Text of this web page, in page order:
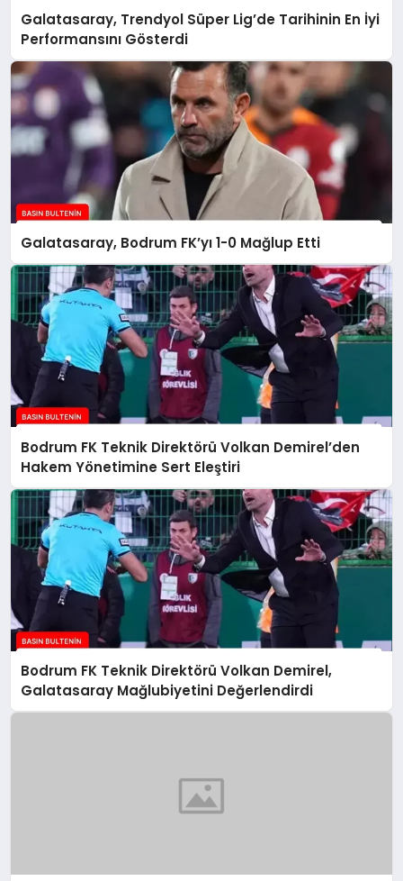
Galatasaray, Trendyol Süper Lig’de Tarihinin En İyi
Performansını Gösterdi
Galatasaray, Bodrum FK’yı 1-0 Mağlup Etti
Bodrum FK Teknik Direktörü Volkan Demirel’den
Hakem Yönetimine Sert Eleştiri
Bodrum FK Teknik Direktörü Volkan Demirel,
Galatasaray Mağlubiyetini Değerlendirdi